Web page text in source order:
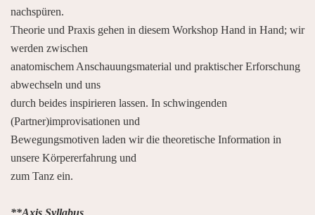
nachspüren.
Theorie und Praxis gehen in diesem Workshop Hand in Hand; wir
werden zwischen
anatomischem Anschauungsmaterial und praktischer Erforschung
abwechseln und uns
durch beides inspirieren lassen. In schwingenden
(Partner)improvisationen und
Bewegungsmotiven laden wir die theoretische Information in
unsere Körpererfahrung und
zum Tanz ein.
**Axis Syllabus